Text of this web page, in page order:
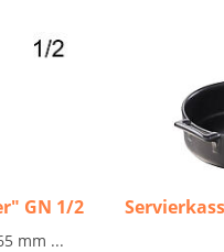
GN 1/2
mm ...